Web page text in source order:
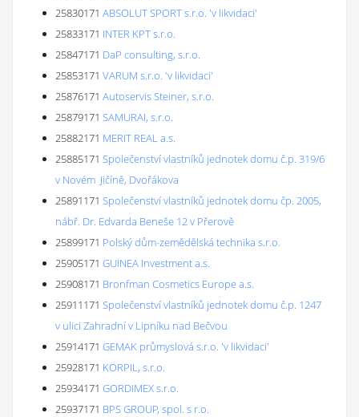
25830171 ABSOLUT SPORT s.r.o. 'v likvidaci'
25833171 INTER KPT s.r.o.
25847171 DaP consulting, s.r.o.
25853171 VARUM s.r.o. 'v likvidaci'
25876171 Autoservis Steiner, s.r.o.
25879171 SAMURAI, s.r.o.
25882171 MERIT REAL a.s.
25885171 Společenství vlastníků jednotek domu č.p. 319/6
v Novém Jičíně, Dvořákova
25891171 Společenství vlastníků jednotek domu čp. 2005,
nábř. Dr. Edvarda Beneše 12 v Přerově
25899171 Polský dům-zemědělská technika s.r.o.
25905171 GUINEA Investment a.s.
25908171 Bronfman Cosmetics Europe a.s.
25911171 Společenství vlastníků jednotek domu č.p. 1247
v ulici Zahradní v Lipníku nad Bečvou
25914171 GEMAK průmyslová s.r.o. 'v likvidaci'
25928171 KORPIL, s.r.o.
25934171 GORDIMEX s.r.o.
25937171 BPS GROUP, spol. s r.o.